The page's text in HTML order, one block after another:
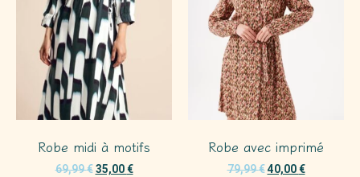
Robe midi à motifs
69,99€ 35,00€
Robe avec imprimé
79,99€ 40,00€